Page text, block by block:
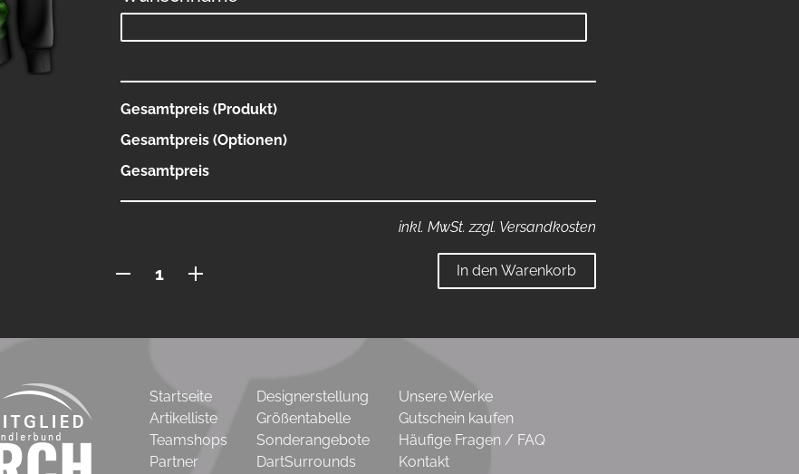
Gesamtpreis (Produkt)
Gesamtpreis (Optionen)
Gesamtpreis
inkl. MwSt. zzgl. Versandkosten
Jugend
In den Warenkorb
Startseite
Artikelliste
Teamshops
Partner
Designerstellung
Größentabelle
Sonderangebote
DartSurrounds
Unsere Werke
Gutschein kaufen
Häufige Fragen / FAQ
Kontakt